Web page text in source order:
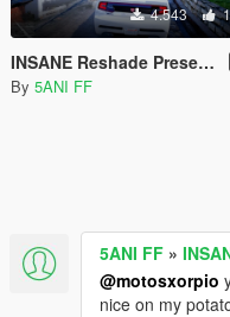
4.543
INSANE Reshade Preset For Quantv
By 5ANI FF
5ANI FF »
@motosxorpio
nice on my